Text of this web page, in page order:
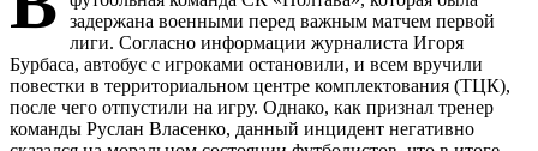
задержана военными перед важным матчем первой
лиги. Согласно информации журналиста Игоря
Бурбаса, автобус с игроками остановили, и всем вручили
повестки в территориальном центре комплектования (ТЦК),
после чего отпустили на игру. Однако, как признал тренер
команды Руслан Власенко, данный инцидент негативно